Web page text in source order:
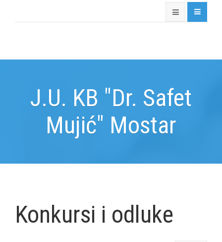
J.U. KB "Dr. Safet
Mujić" Mostar
Konkursi i odluke